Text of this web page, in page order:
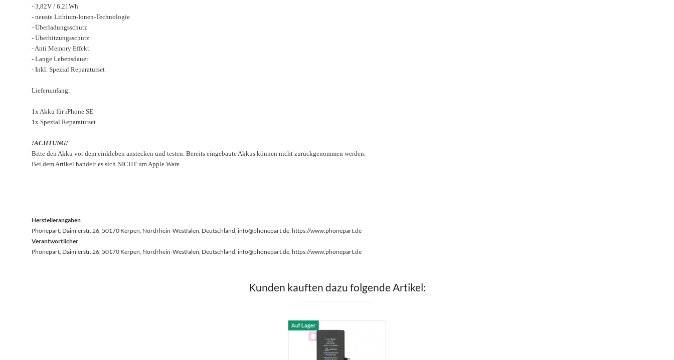
- 3,82V / 6,21Wh
- neuste Lithium-Ionen-Technologie
- Überladungsschutz
- Überhitzungsschutz
- Anti Memory Effekt
- Lange Lebensdauer
- Inkl. Spezial Reparaturset
Lieferumfang:
1x Akku für iPhone SE
1x Spezial Reparaturset
!ACHTUNG!
Bitte den Akku vor dem einkleben anstecken und testen. Bereits eingebaute Akkus können nicht zurückgenommen werden.
Bei dem Artikel handelt es sich NICHT um Apple Ware.
Herstellerangaben
Phonepart, Daimlerstr. 26, 50170 Kerpen, Nordrhein-Westfalen, Deutschland, info@phonepart.de, https://www.phonepart.de
Verantwortlicher
Phonepart, Daimlerstr. 26, 50170 Kerpen, Nordrhein-Westfalen, Deutschland, info@phonepart.de, https://www.phonepart.de
Kunden kauften dazu folgende Artikel:
Auf Lager